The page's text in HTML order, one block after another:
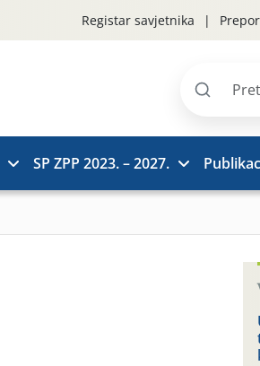
Registar savjetnika
Pretraži
SP ZPP 2023. – 2027.